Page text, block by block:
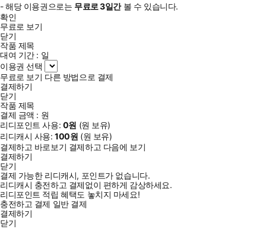
- 해당 이용권으로는 무료로3일간볼 수 있습니다.
확인
무료로 보기
닫기
작품 제목
대여 기간 : 일
이용권 선택
무료로 보기 다른 방법으로 결제
결제하기
닫기
작품 제목
결제 금액 : 원
리디포인트 사용: 0원 (원 보유)
리디캐시 사용:100원 (원 보유)
결제하고 바로보기 결제하고 다음에 보기
결제하기
닫기
결제 가능한 리디캐시, 포인트가 없습니다.
리디캐시 충전하고 결제없이 편하게 감상하세요.
리디포인트 적립 혜택도 놓치지 마세요!
충전하고 결제 일반 결제
결제하기
닫기